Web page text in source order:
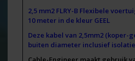
2,5 mm2 FLRY-B Flexibele
10 meter in de kleur GEEL
Deze kabel van 2,5mm2 (koper-
buiten diameter inclusief isolatie